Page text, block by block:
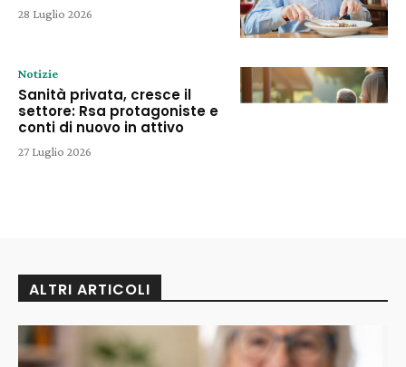
28 Luglio 2026
Notizie
Sanità privata, cresce il
settore: Rsa protagoniste e
conti di nuovo in attivo
27 Luglio 2026
ALTRI ARTICOLI